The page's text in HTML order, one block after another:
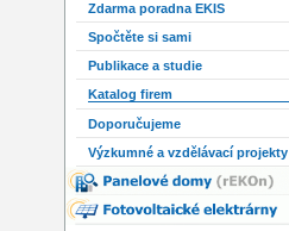
Zdarma poradna EKIS
Spočtěte si sami
Publikace a studie
Katalog firem
Doporučujeme
Výzkumné a vzdělávací projekty